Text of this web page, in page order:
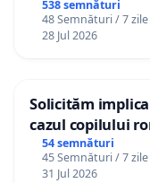
538 semnături
48 Semnături / 7 zile
28 Jul 2026
Solicităm
cazul copilului
Gheorghe, aflat
12 ani
54 semnături
45 Semnături / 7 zile
31 Jul 2026